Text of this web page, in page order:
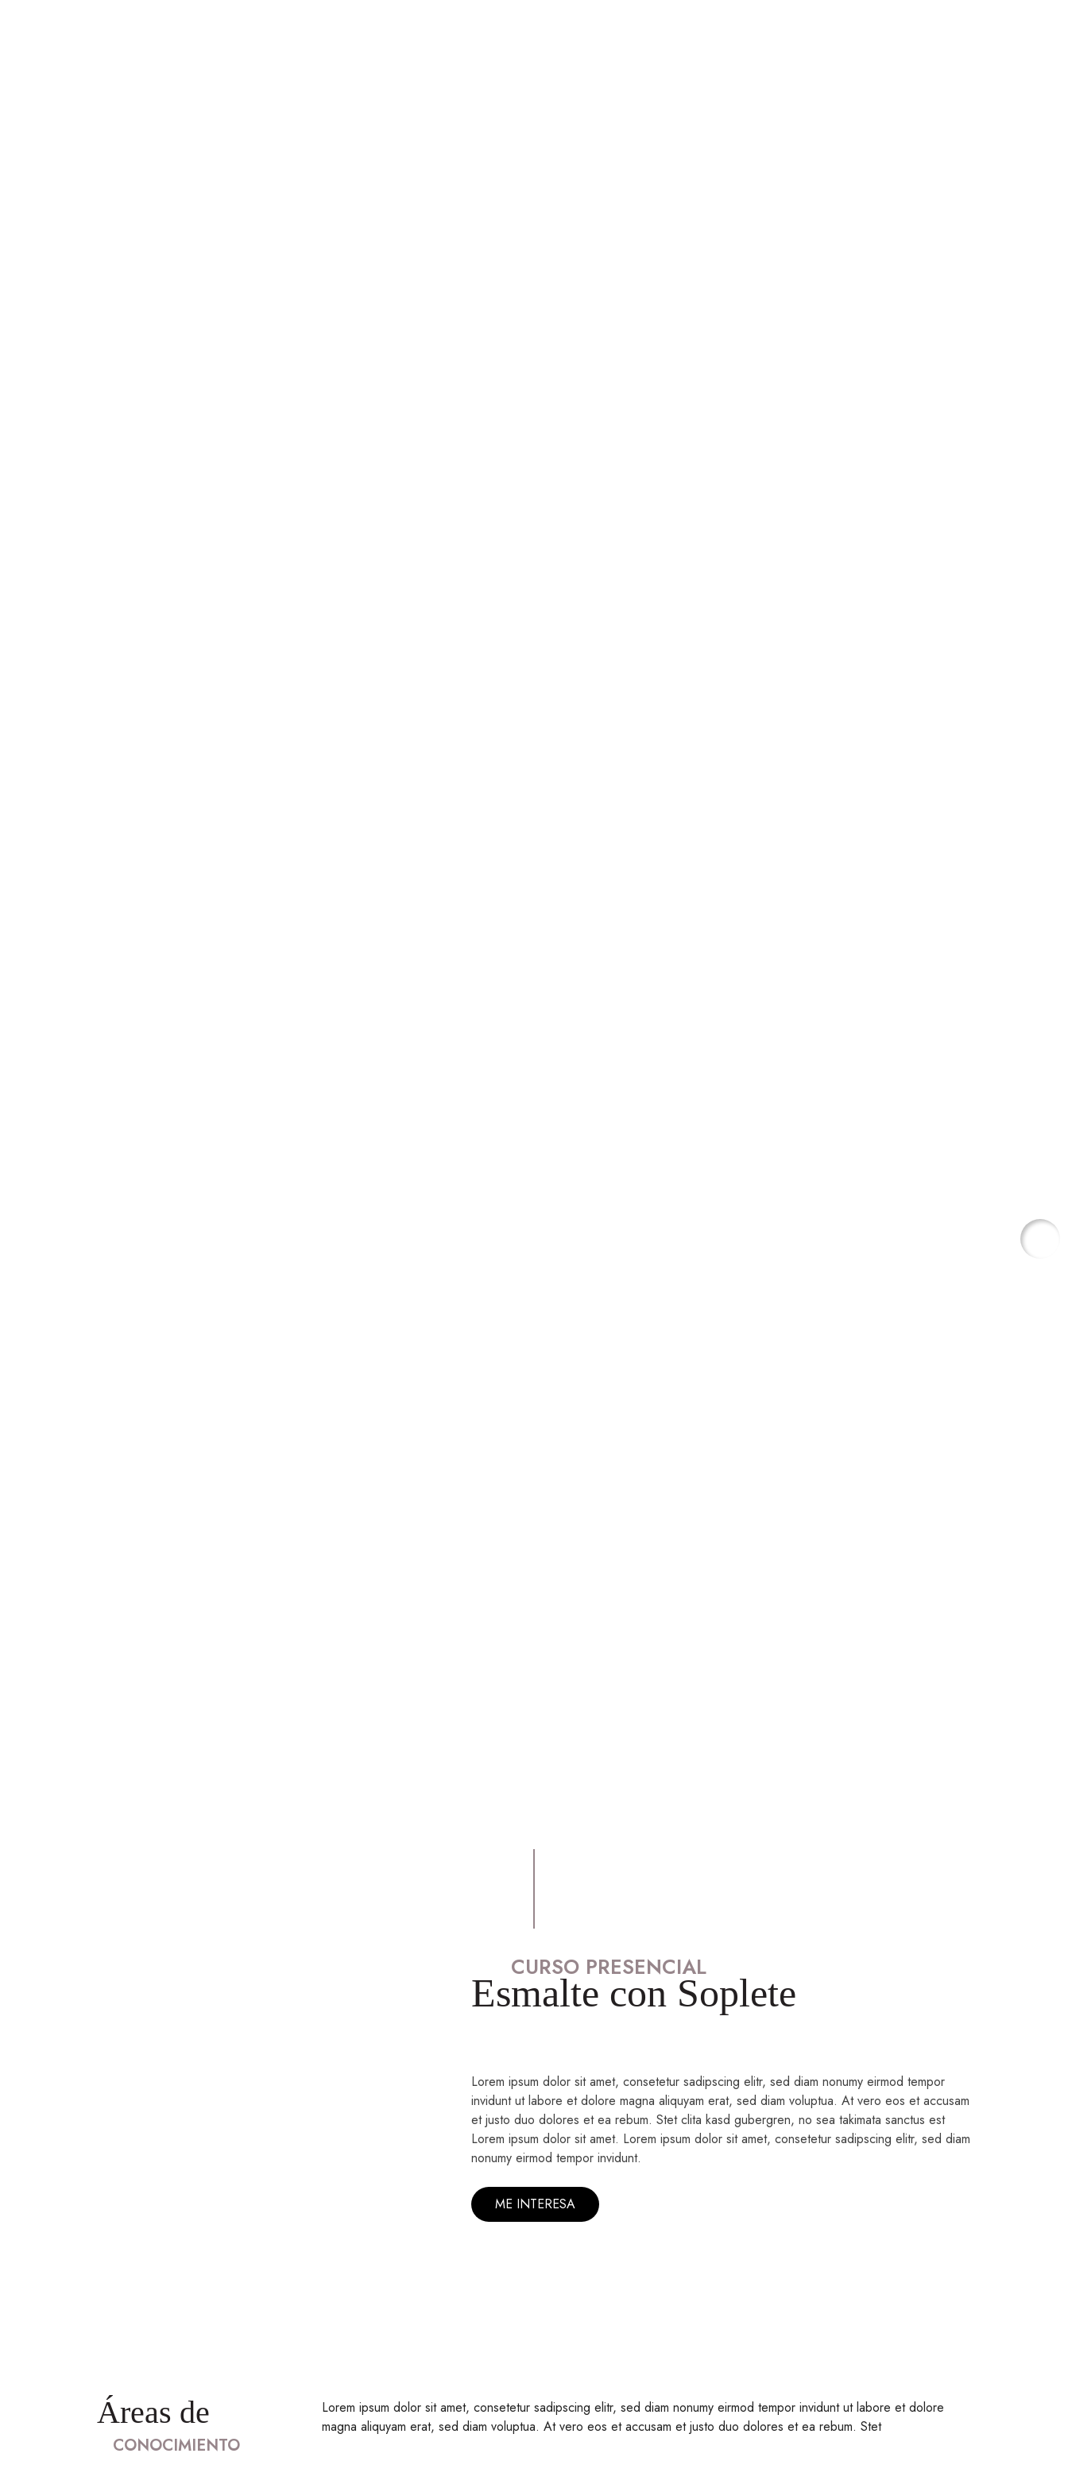
CURSO PRESENCIAL
Esmalte con Soplete
Lorem ipsum dolor sit amet, consetetur sadipscing elitr, sed diam nonumy eirmod tempor
invidunt ut labore et dolore magna aliquyam erat, sed diam voluptua. At vero eos et accusam
et justo duo dolores et ea rebum. Stet clita kasd gubergren, no sea takimata sanctus est
Lorem ipsum dolor sit amet. Lorem ipsum dolor sit amet, consetetur sadipscing elitr, sed diam
nonumy eirmod tempor invidunt.
ME INTERESA
Áreas de
CONOCIMIENTO
Lorem ipsum dolor sit amet, consetetur sadipscing elitr, sed diam nonumy eirmod tempor invidunt ut labore et dolore
magna aliquyam erat, sed diam voluptua. At vero eos et accusam et justo duo dolores et ea rebum. Stet